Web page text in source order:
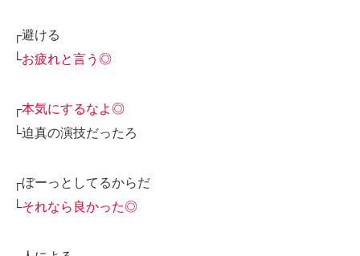
┌避ける
└お疲れと言う◎
┌本気にするなよ◎
└迫真の演技だったろ
┌ぼーっとしてるからだ
└それなら良かった◎